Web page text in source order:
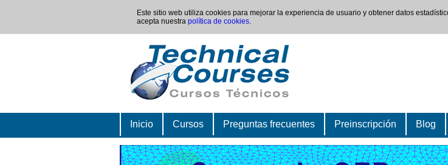
Este sitio web utiliza cookies para mejorar la experiencia de usuario y obtener datos
acepta nuestra política de cookies.
Inicio Cursos Preguntas frecuentes Preinscripción Blog